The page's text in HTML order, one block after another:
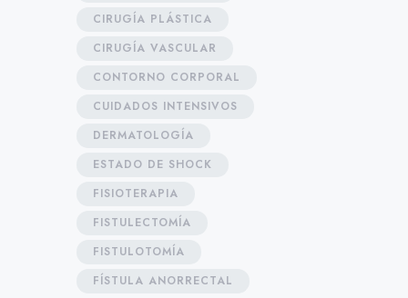
CIRUGÍA PLÁSTICA
CIRUGÍA VASCULAR
CONTORNO CORPORAL
CUIDADOS INTENSIVOS
DERMATOLOGÍA
ESTADO DE SHOCK
FISIOTERAPIA
FISTULECTOMÍA
FISTULOTOMÍA
FÍSTULA ANORRECTAL